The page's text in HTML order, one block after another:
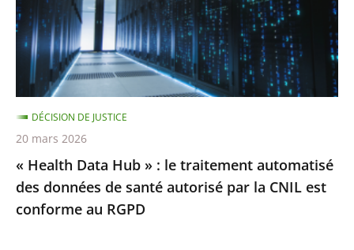
:
le
traitement
automatisé
des
données
de
santé
autorisé
par
« Health Data Hub » : le traitement automatisé
des données de santé autorisé par la CNIL est
conforme au RGPD
DÉCISION DE JUSTICE
20 mars 2026